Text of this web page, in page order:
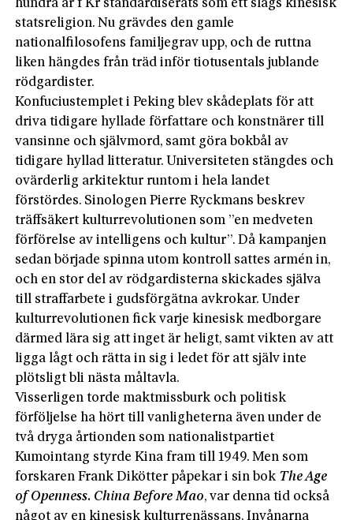
hundra år f Kr standardiserats som ett slags kinesisk
statsreligion. Nu grävdes den gamle
nationalfilosofens familjegrav upp, och de ruttna
liken hängdes från träd inför tiotusentals jublande
rödgardister.
Konfuciustemplet i Peking blev skådeplats för att
driva tidigare hyllade författare och konstnärer till
vansinne och självmord, samt göra bokbål av
tidigare hyllad litteratur. Universiteten stängdes och
ovärderlig arkitektur runtom i hela landet
förstördes. Sinologen Pierre Ryckmans beskrev
träffsäkert kulturrevolutionen som ”en medveten
förförelse av intelligens och kultur”. Då kampanjen
sedan började spinna utom kontroll sattes armén in,
och en stor del av rödgardisterna skickades själva
till straffarbete i gudsförgätna avkrokar. Under
kulturrevolutionen fick varje kinesisk medborgare
därmed lära sig att inget är heligt, samt vikten av att
ligga lågt och rätta in sig i ledet för att själv inte
plötsligt bli nästa måltavla.
Visserligen torde maktmissburk och politisk
förföljelse ha hört till vanligheterna även under de
två dryga årtionden som nationalistpartiet
Kumointang styrde Kina fram till 1949. Men som
forskaren Frank Dikötter påpekar i sin bok The Age
of Openness. China Before Mao, var denna tid också
något av en kinesisk kulturrenässans. Invånarna